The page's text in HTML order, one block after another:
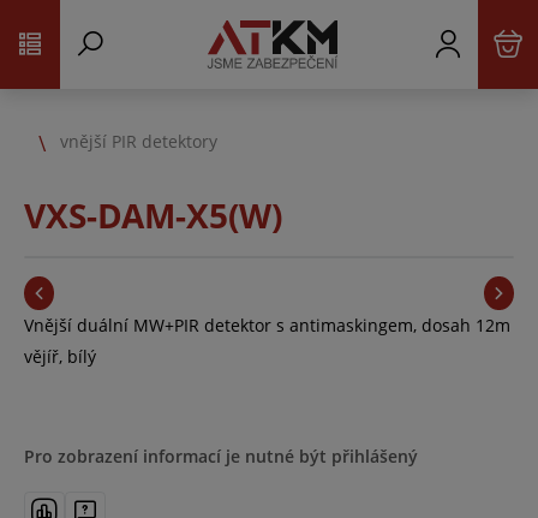
vnější PIR detektory
VXS-DAM-X5(W)
Vnější duální MW+PIR detektor s antimaskingem, dosah 12m
vějíř, bílý
Pro zobrazení informací je nutné být přihlášený